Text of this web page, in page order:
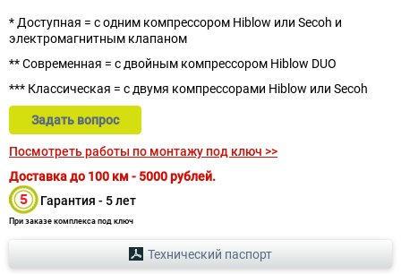
* Доступная = с одним компрессором Hiblow или Secoh и
электромагнитным клапаном
** Современная = с двойным компрессором Hiblow DUO
*** Классическая = с двумя компрессорами Hiblow или Secoh
Задать вопрос
Посмотреть работы по монтажу под ключ >>
Доставка до 100 км - 5000 рублей.
Гарантия - 5 лет
При заказе комплекса под ключ
Технический паспорт